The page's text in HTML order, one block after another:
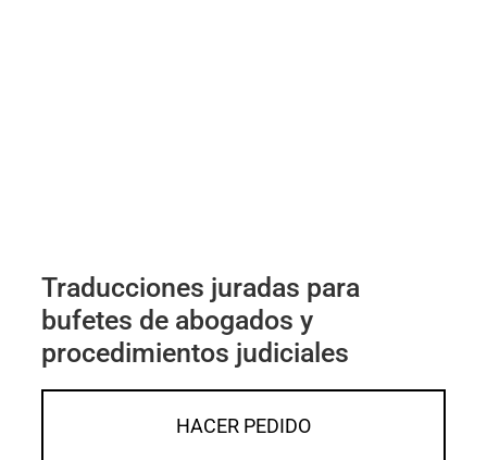
Traducciones juradas para
bufetes de abogados y
procedimientos judiciales
HACER PEDIDO